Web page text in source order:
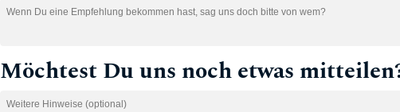
Möchtest Du uns noch etwas